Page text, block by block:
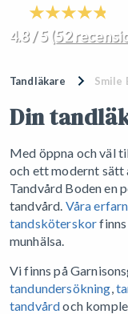
4.8 / 5 (52
Tandläkare Smile
Din
Med öppna och väl
och ett modernt sätt
Tandvård Boden en
tandvård. Våra
tandsköterskor
munhälsa.
Vi finns på
tandundersökning,
tandvårdoch